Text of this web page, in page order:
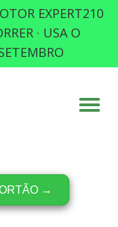
EXPERT210
· USA O
→